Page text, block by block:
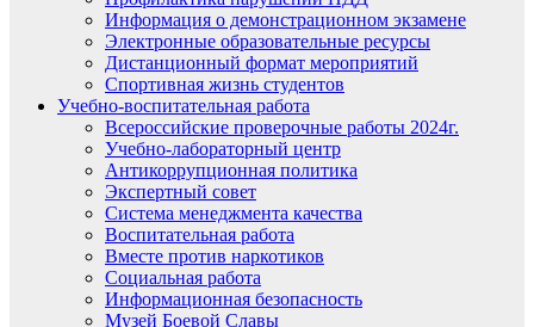
Информация о демонстрационном экзамене
Электронные образовательные ресурсы
Дистанционный формат мероприятий
Спортивная жизнь студентов
Учебно-воспитательная работа
Всероссийские проверочные работы 2024г.
Учебно-лабораторный центр
Антикоррупционная политика
Экспертный совет
Система менеджмента качества
Воспитательная работа
Вместе против наркотиков
Социальная работа
Информационная безопасность
Музей Боевой Славы